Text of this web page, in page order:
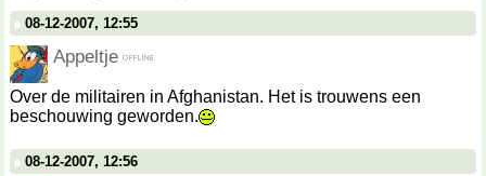
08-12-2007, 12:55
Appeltje
Over de militairen in Afghanistan. Het is trouwens een
beschouwing geworden.
08-12-2007, 12:56